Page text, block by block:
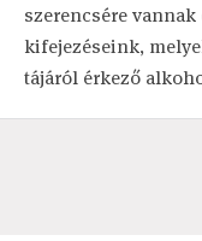
szerencsére
kifejezéseink,
tájáról érkező